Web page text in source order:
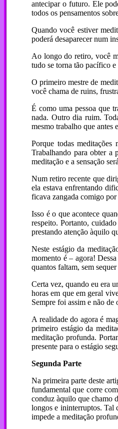
antecipar o futuro. Ele
todos os pensamentos
Quando você estiver
poderá desaparecer num
Ao longo do retiro, você
tudo se torna tão pacífico
O primeiro mestre de
você chama de ruins,
É como uma pessoa que
nada. Outro dia ruim.
mesmo trabalho que antes
Porque todas
Trabalhando para obter a
meditação e a sensação
Num retiro recente que
ela estava enfrentando
ficava zangada comigo por
Isso é o que acontece
respeito. Portanto,
prestando atenção àquilo
Neste estágio da
momento é – agora!
quantos faltam, sem
Certa vez, quando eu era
horas em que em geral
Sempre foi assim e não de
A realidade do agora é
primeiro estágio da
meditação profunda.
presente para o estágio
Segunda Parte
Na primeira parte deste
fundamental que corre
conduz àquilo que chamo
longos e ininterruptos. Tal
impede a meditação